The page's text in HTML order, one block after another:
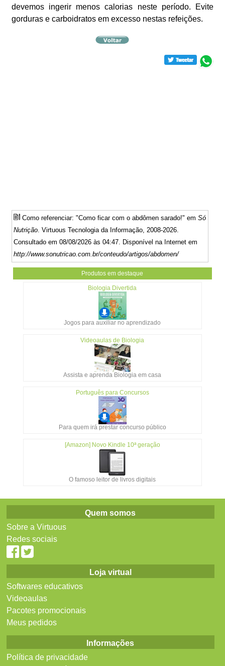
devemos ingerir menos calorias neste período. Evite
gorduras e carboidratos em excesso nestas refeições.
Como referenciar: "Como ficar com o abdômen sarado!" emSó
Nutrição. Virtuous Tecnologia da Informação, 2008-2026.
Consultado em 08/08/2026 às 04:47. Disponível na Internet em
http://www.sonutricao.com.br/conteudo/artigos/abdomen/
Produtos em destaque
Biologia Divertida
Jogos para auxiliar no aprendizado
Videoaulas de Biologia
Assista e aprenda Biologia em casa
Português para Concursos
Para quem irá prestar concurso público
[Amazon] Novo Kindle 10ª geração
O famoso leitor de livros digitais
Quem somos
Sobre a Virtuous
Redes sociais
Loja virtual
Softwares educativos
Videoaulas
Pacotes promocionais
Meus pedidos
Informações
Política de privacidade